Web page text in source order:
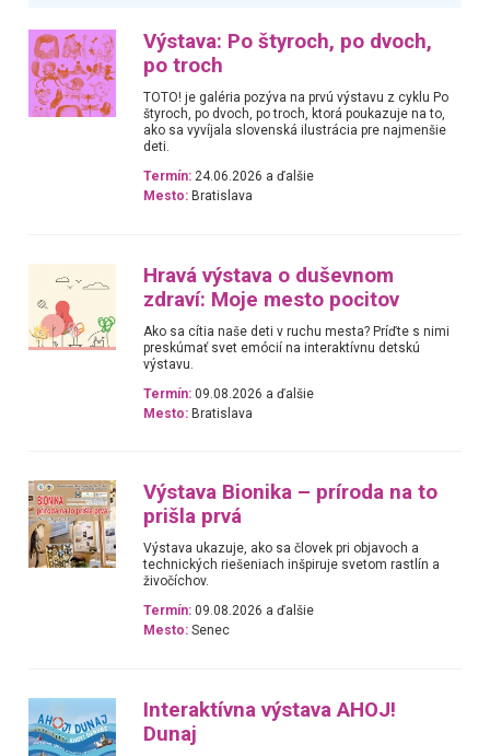
Výstava: Po štyroch, po dvoch,
po troch
TOTO! je galéria pozýva na prvú výstavu z cyklu Po
štyroch, po dvoch, po troch, ktorá poukazuje na to,
ako sa vyvíjala slovenská ilustrácia pre najmenšie
deti.
Termín: 24.06.2026 a ďalšie
Mesto: Bratislava
Hravá výstava o duševnom
zdraví: Moje mesto pocitov
Ako sa cítia naše deti v ruchu mesta? Príďte s nimi
preskúmať svet emócií na interaktívnu detskú
výstavu.
Termín: 09.08.2026 a ďalšie
Mesto: Bratislava
Výstava Bionika – príroda na to
prišla prvá
Výstava ukazuje, ako sa človek pri objavoch a
technických riešeniach inšpiruje svetom rastlín a
živočíchov.
Termín: 09.08.2026 a ďalšie
Mesto: Senec
Interaktívna výstava AHOJ!
Dunaj